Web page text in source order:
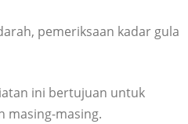
pemeriksaan kadar gula
ini bertujuan untuk
masing-masing.